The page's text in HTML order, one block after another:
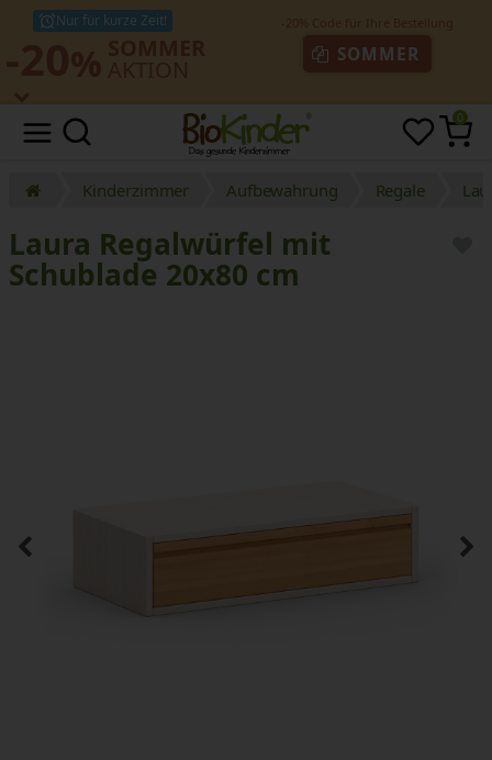
Nur für kurze Zeit!
SOMMER
0
Kinderzimmer Aufbewahrung Regale
Laura Regalwürfel mit
Schublade 20x80 cm